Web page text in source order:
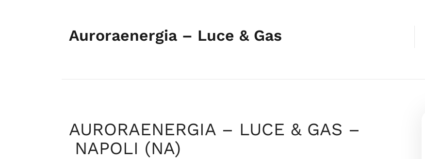
Auroraenergia – Luce & Gas
AURORAENERGIA – LUCE & GAS –
NAPOLI (NA)